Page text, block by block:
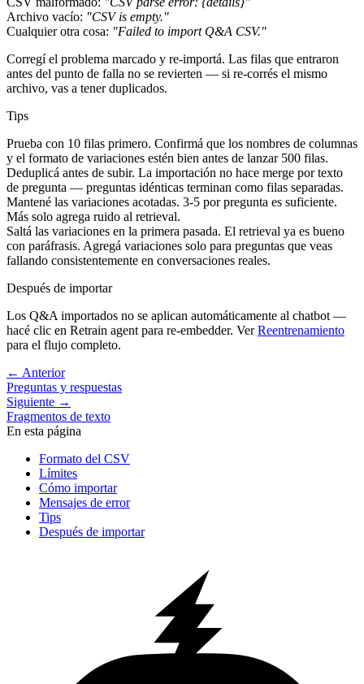
Archivo vacío: "CSV is empty."
Cualquier otra cosa: "Failed to import Q&A CSV."
Corregí el problema marcado y re-importá. Las filas que entraron
antes del punto de falla no se revierten — si re-corrés el mismo
archivo, vas a tener duplicados.
Tips
Prueba con 10 filas primero. Confirmá que los nombres de columnas
y el formato de variaciones estén bien antes de lanzar 500 filas.
Deduplicá antes de subir. La importación no hace merge por texto
de pregunta — preguntas idénticas terminan como filas separadas.
Mantené las variaciones acotadas. 3-5 por pregunta es suficiente.
Más solo agrega ruido al retrieval.
Saltá las variaciones en la primera pasada. El retrieval ya es bueno
con paráfrasis. Agregá variaciones solo para preguntas que veas
fallando consistentemente en conversaciones reales.
Después de importar
Los Q&A importados no se aplican automáticamente al chatbot —
hacé clic en Retrain agent para re-embedder. VerReentrenamiento
para el flujo completo.
← Anterior
Preguntas y respuestas
Siguiente →
Fragmentos de texto
En esta página
Formato del CSV
Límites
Cómo importar
Mensajes de error
Tips
Después de importar